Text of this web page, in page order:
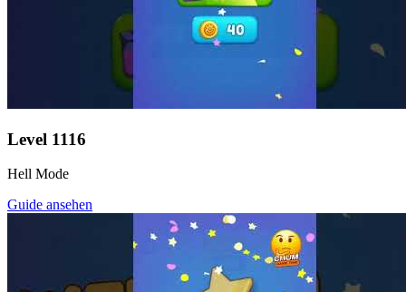
Level 1116
Hell Mode
Guide ansehen